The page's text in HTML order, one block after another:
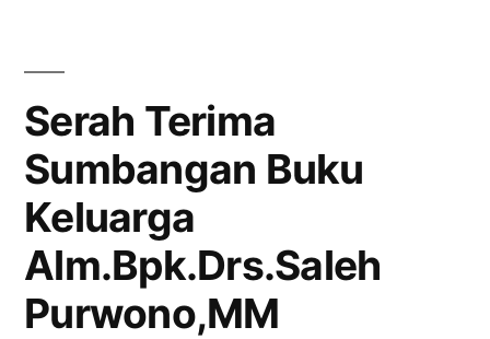
Serah Terima
Sumbangan Buku
Keluarga
Alm.Bpk.Drs.Saleh
Purwono,MM